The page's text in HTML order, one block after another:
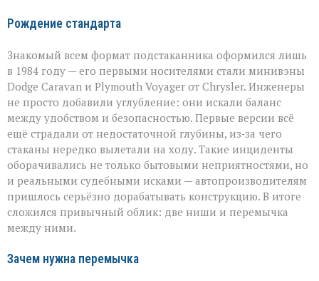
Рождение стандарта
Знакомый всем формат подстаканника оформился лишь
в 1984 году — его первыми носителями стали минивэны
Dodge Caravan и Plymouth Voyager от Chrysler. Инженеры
не просто добавили углубление: они искали баланс
между удобством и безопасностью. Первые версии всё
ещё страдали от недостаточной глубины, из‑за чего
стаканы нередко вылетали на ходу. Такие инциденты
оборачивались не только бытовыми неприятностями, но
и реальными судебными исками — автопроизводителям
пришлось серьёзно дорабатывать конструкцию. В итоге
сложился привычный облик: две ниши и перемычка
между ними.
Зачем нужна перемычка